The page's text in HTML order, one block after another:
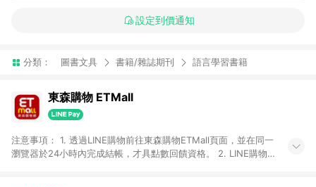
設定到價通知
分類： 圖書文具 書籍/雜誌期刊 語言學習書籍
東森購物 ETMall
注意事項： 1. 透過LINE購物前往東森購物ETMall頁面，並在同一
瀏覽器於24小時內完成結帳，才具點數回饋資格。 2. LINE購物